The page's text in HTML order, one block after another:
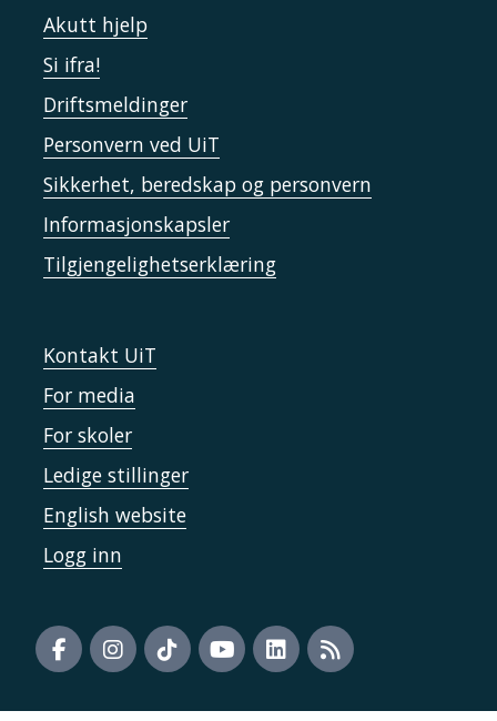
Akutt hjelp
Si ifra!
Driftsmeldinger
Personvern ved UiT
Sikkerhet, beredskap og personvern
Informasjonskapsler
Tilgjengelighetserklæring
Kontakt UiT
For media
For skoler
Ledige stillinger
English website
Logg inn